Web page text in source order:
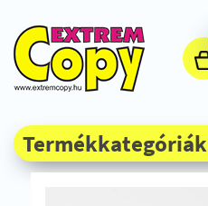
Termékkategóriák